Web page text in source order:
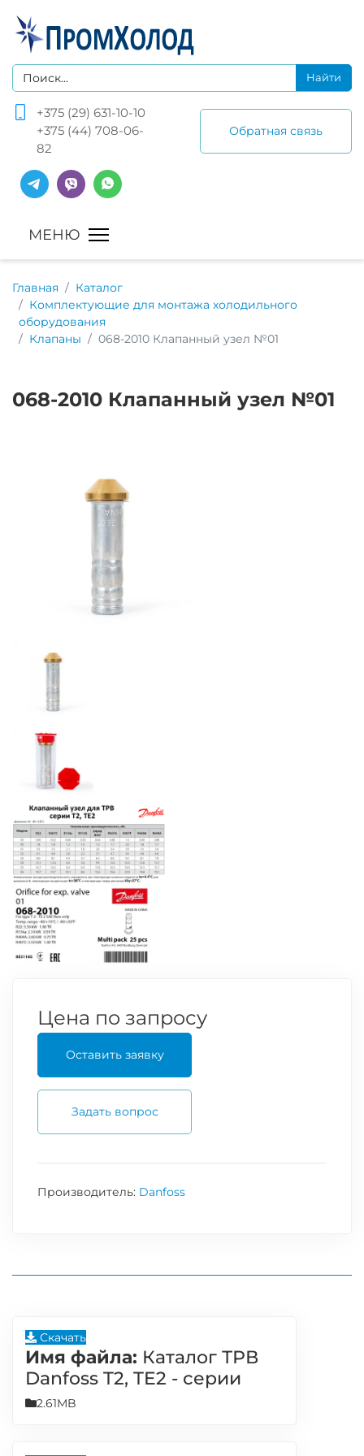
+375 (29) 631-10-10
+375 (44) 708-06-
82
Обратная связь
Главная
Каталог
Комплектующие для монтажа холодильного
оборудования
Клапаны
068-2010 Клапанный узел №01
068-2010 Клапанный узел №01
Цена по запросу
Оставить заявку
Задать вопрос
Производитель: Danfoss
Скачать
Имя файла: Каталог ТРВ
Danfoss T2, TE2 - серии
2.61MB